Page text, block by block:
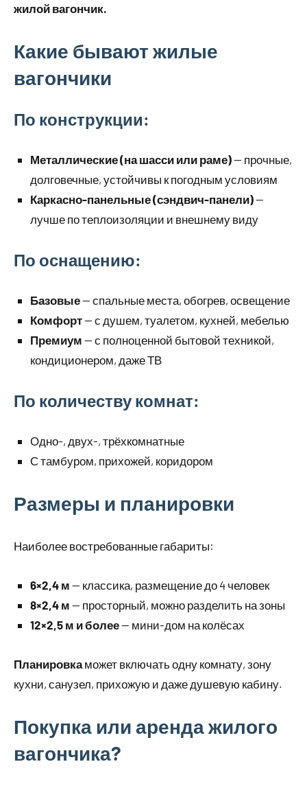
жилой вагончик.
Какие бывают жилые
вагончики
По конструкции:
Металлические (на шасси или раме)— прочные,
долговечные, устойчивы к погодным условиям
Каркасно-панельные (сэндвич-панели)—
лучше по теплоизоляции и внешнему виду
По оснащению:
Базовые— спальные места, обогрев, освещение
Комфорт— с душем, туалетом, кухней, мебелью
Премиум — с полноценной бытовой техникой,
кондиционером, даже ТВ
По количеству комнат:
Одно-, двух-, трёхкомнатные
С тамбуром, прихожей, коридором
Размеры и планировки
Наиболее востребованные габариты:
6×2,4 м — классика, размещение до 4 человек
8×2,4 м — просторный, можно разделить на зоны
12×2,5 м и более— мини-дом на колёсах
Планировка может включать одну комнату, зону
кухни, санузел, прихожую и даже душевую кабину.
Покупка или аренда жилого
вагончика?